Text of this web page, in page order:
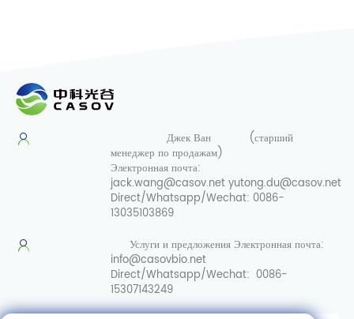
Джек Ван
(старший
менеджер по продажам)
Электронная почта:
jack.wang@casov.netyutong.du@casov.net
Direct/Whatsapp/Wechat: 0086-
13035103869
Услуги и предложенияЭлектронная почта:
info@casovbio.net
Direct/Whatsapp/Wechat: 0086-
15307143249